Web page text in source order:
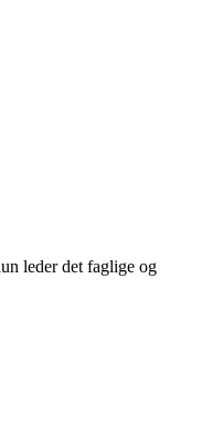
leder det faglige og